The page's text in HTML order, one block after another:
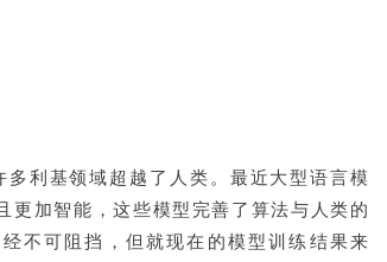
利基领域超越了人类。最近大型语言模
加智能，这些模型完善了算法与人类的
不可阻挡，但就现在的模型训练结果来